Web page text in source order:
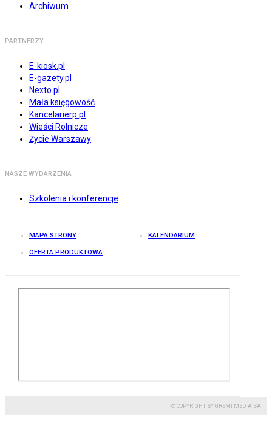
Archiwum
PARTNERZY
E-kiosk.pl
E-gazety.pl
Nexto.pl
Mała księgowość
Kancelarierp.pl
Wieści Rolnicze
Życie Warszawy
NASZE WYDARZENIA
Szkolenia i konferencje
MAPA STRONY KALENDARIUM
OFERTA PRODUKTOWA
© COPYRIGHT BY GREMI MEDIA SA